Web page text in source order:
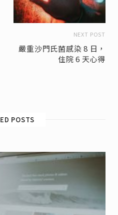
NEXT POST
嚴重沙門氏菌感染 8 日，
住院 6 天心得
POSTS